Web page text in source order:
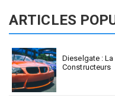
ARTICLES
Dieselgate :
Constructeurs